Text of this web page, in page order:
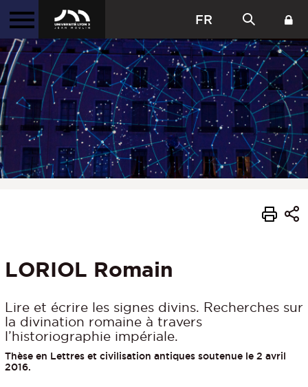
FR
LORIOL Romain
Lire et écrire les signes divins. Recherches sur
la divination romaine à travers
l’historiographie impériale.
Thèse en Lettres et civilisation antiques soutenue le 2 avril
2016.